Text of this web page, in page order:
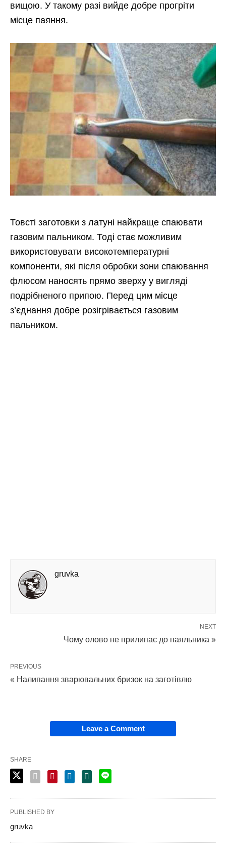
вищою. У такому разі вийде добре прогріти
місце паяння.
Товсті заготовки з латуні найкраще спаювати
газовим пальником. Тоді стає можливим
використовувати високотемпературні
компоненти, які після обробки зони спаювання
флюсом наносять прямо зверху у вигляді
подрібненого припою. Перед цим місце
з’єднання добре розігрівається газовим
пальником.
gruvka
NEXT
Чому олово не прилипає до паяльника »
PREVIOUS
« Налипання зварювальних бризок на заготівлю
Leave a Comment
SHARE
PUBLISHED BY
gruvka